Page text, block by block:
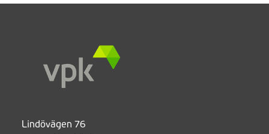
Lindövägen 76